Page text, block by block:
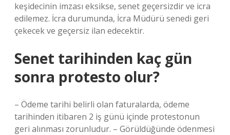
keşidecinin imzası eksikse, senet geçersizdir ve icra
edilemez. İcra durumunda, İcra Müdürü senedi geri
çekecek ve geçersiz ilan edecektir.
Senet tarihinden kaç gün
sonra protesto olur?
– Ödeme tarihi belirli olan faturalarda, ödeme
tarihinden itibaren 2 iş günü içinde protestonun
geri alınması zorunludur. – Görüldüğünde ödenmesi